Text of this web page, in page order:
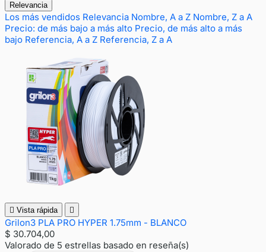
Relevancia
Los más vendidos Relevancia Nombre, A a Z Nombre, Z a A
Precio: de más bajo a más alto Precio, de más alto a más
bajo Referencia, A a Z Referencia, Z a A
 Vista rápida 
Grilon3 PLA PRO HYPER 1.75mm - BLANCO
$ 30.704,00
Valorado de 5 estrellas basado en reseña(s)